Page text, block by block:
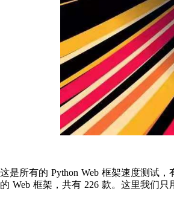
这是所有的 Python Web 框架速度测试
的 Web 框架，共有 226 款。这里我们只